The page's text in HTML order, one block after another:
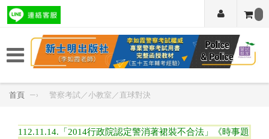
首頁 —› 警察考試／小教室／直球對決
112.11.14. 「 2014行政院認定警消著裙裝不合法」
《時事題